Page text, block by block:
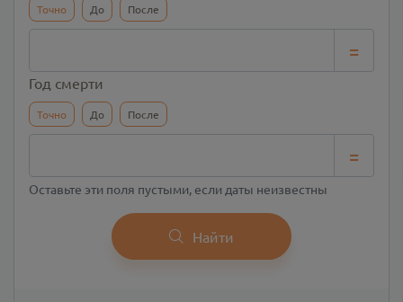
Точно До После
=
Год смерти
Точно До После
=
Оставьте эти поля пустыми, если даты неизвестны
Найти